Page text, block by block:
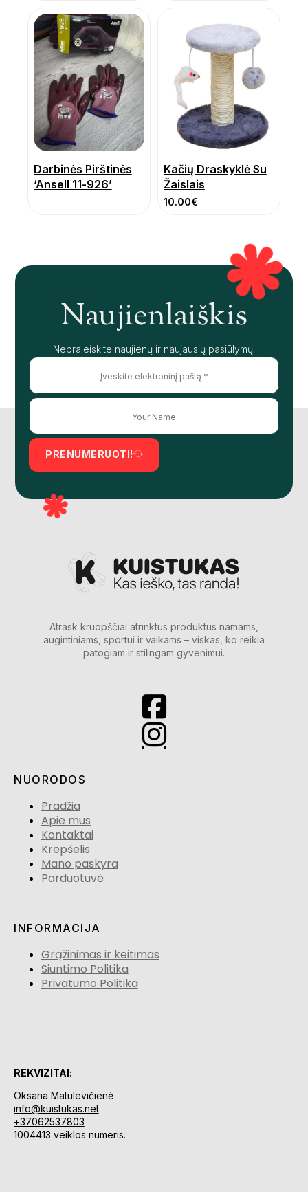
Darbinės Pirštinės
‘Ansell 11-926’
Kačių Draskyklė Su
Žaislais
10.00€
Naujienlaiškis
Nepraleiskite naujienų ir naujausių pasiūlymų!
PRENUMERUOTI!
Atrask kruopščiai atrinktus produktus namams,
augintiniams, sportui ir vaikams – viskas, ko reikia
patogiam ir stilingam gyvenimui.
NUORODOS
Pradžia
Apie mus
Kontaktai
Krepšelis
Mano paskyra
Parduotuvė
INFORMACIJA
Grąžinimas ir keitimas
Siuntimo Politika
Privatumo Politika
REKVIZITAI:
Oksana Matulevičienė
info@kuistukas.net
+37062537803
1004413 veiklos numeris.